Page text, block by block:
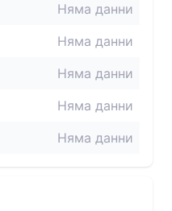
Няма данни
Няма данни
Няма данни
Няма данни
Няма данни